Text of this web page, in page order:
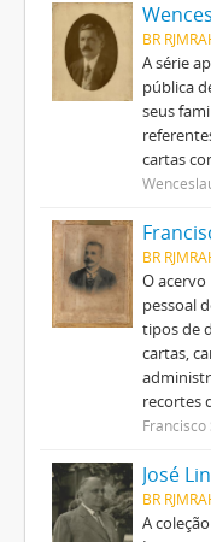
BR
A série
pública
seus
cartas
BR
O
pessoal
tipos de
cartas,
recortes
Francisco
José
BR
A